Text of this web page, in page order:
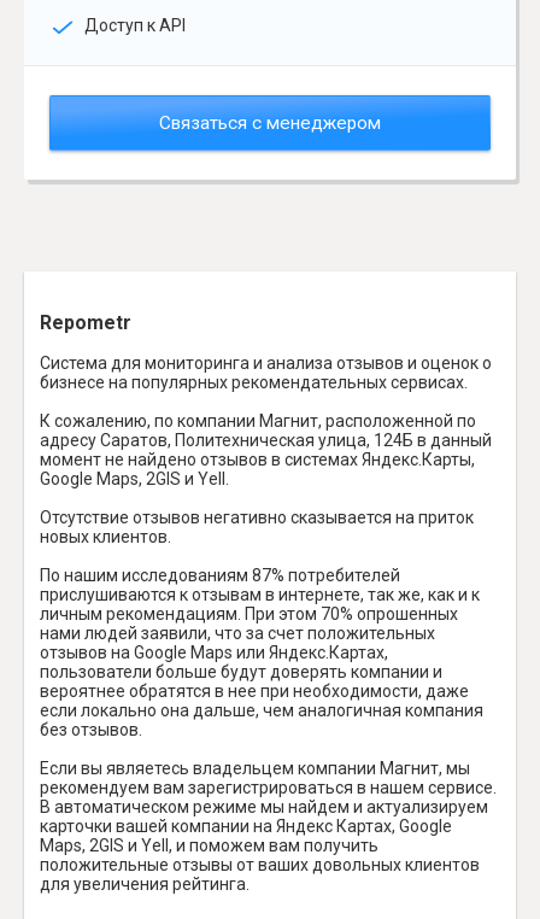
Доступ к API
Связаться с менеджером
Repometr
Система для мониторинга и анализа отзывов и оценок о
бизнесе на популярных рекомендательных сервисах.
К сожалению, по компании Магнит, расположенной по
адресу Саратов, Политехническая улица, 124Б в данный
момент не найдено отзывов в системах Яндекс.Карты,
Google Maps, 2GIS и Yell.
Отсутствие отзывов негативно сказывается на приток
новых клиентов.
По нашим исследованиям 87% потребителей
прислушиваются к отзывам в интернете, так же, как и к
личным рекомендациям. При этом 70% опрошенных
нами людей заявили, что за счет положительных
отзывов на Google Maps или Яндекс.Картах,
пользователи больше будут доверять компании и
вероятнее обратятся в нее при необходимости, даже
если локально она дальше, чем аналогичная компания
без отзывов.
Если вы являетесь владельцем компании Магнит, мы
рекомендуем вам зарегистрироваться в нашем сервисе.
В автоматическом режиме мы найдем и актуализируем
карточки вашей компании на Яндекс Картах, Google
Maps, 2GIS и Yell, и поможем вам получить
положительные отзывы от ваших довольных клиентов
для увеличения рейтинга.